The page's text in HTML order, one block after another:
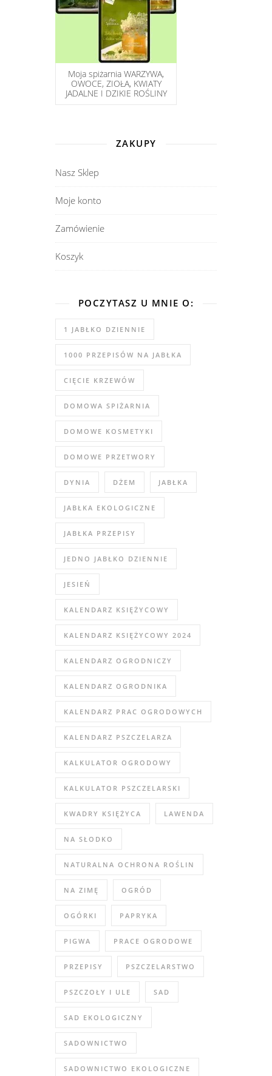
Moja spiżarnia WARZYWA,
OWOCE, ZIOŁA, KWIATY
JADALNE I DZIKIE ROŚLINY
ZAKUPY
Nasz Sklep
Moje konto
Zamówienie
Koszyk
POCZYTASZ U MNIE O:
1 JABŁKO DZIENNIE
1000 PRZEPISÓW NA JABŁKA
CIĘCIE KRZEWÓW
DOMOWA SPIŻARNIA
DOMOWE KOSMETYKI
DOMOWE PRZETWORY
DYNIA DŻEM JABŁKA
JABŁKA EKOLOGICZNE
JABŁKA PRZEPISY
JEDNO JABŁKO DZIENNIE
JESIEŃ
KALENDARZ KSIĘŻYCOWY
KALENDARZ KSIĘŻYCOWY 2024
KALENDARZ OGRODNICZY
KALENDARZ OGRODNIKA
KALENDARZ PRAC OGRODOWYCH
KALENDARZ PSZCZELARZA
KALKULATOR OGRODOWY
KALKULATOR PSZCZELARSKI
KWADRY KSIĘŻYCA LAWENDA
NA SŁODKO
NATURALNA OCHRONA ROŚLIN
NA ZIMĘ OGRÓD
OGÓRKI PAPRYKA
PIGWA PRACE OGRODOWE
PRZEPISY PSZCZELARSTWO
PSZCZOŁY I ULE SAD
SAD EKOLOGICZNY
SADOWNICTWO
SADOWNICTWO EKOLOGICZNE